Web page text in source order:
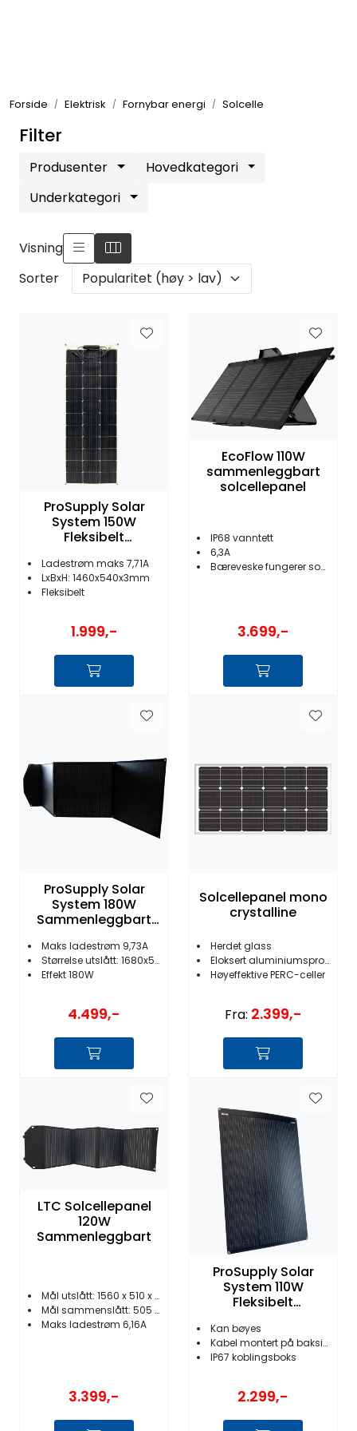
Forside Elektrisk Fornybar energi Solcelle
Filter
Produsenter
Hovedkategori
Underkategori
Visning
Sorter
ProSupply Solar
System 150W
Fleksibelt
Ladestrøm maks 7,71A
LxBxH: 1460x540x3mm
Fleksibelt
1.999,-
EcoFlow 110W
sammenleggbart
solcellepanel
IP68 vanntett
6,3A
Bæreveske fungerer som brakett
3.699,-
ProSupply Solar
System 180W
Sammenleggbart
Maks ladestrøm 9,73A
Størrelse utslått: 1680x590mm
Effekt 180W
4.499,-
Solcellepanel mono
crystalline
Herdet glass
Eloksert aluminiumsprofil
Høyeffektive PERC-celler
Fra: 2.399,-
LTC Solcellepanel
120W
Sammenleggbart
Mål utslått: 1560 x 510 x 5mm
Mål sammenslått: 505 x 395 x 60 mm
Maks ladestrøm 6,16A
3.399,-
ProSupply Solar
System 110W
Fleksibelt
skjult kabel
Kan bøyes
Kabel montert på baksiden
IP67 koblingsboks
2.299,-
Bygg/Innredning
VVS
Fortøyning
Fritid/Sikkerhet
Båtpleie/Opplag
Seil